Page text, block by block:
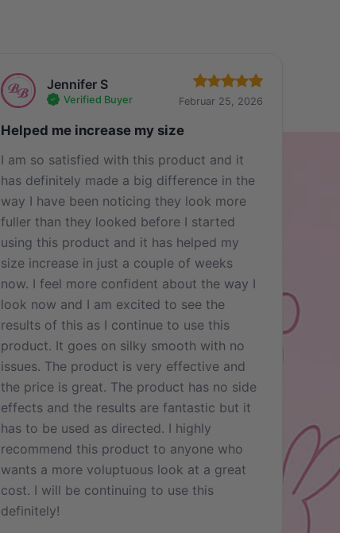
Jennifer S
Verified Buyer Februar 25, 2026
Helped me increase my size
I am so satisfied with this product and it
has definitely made a big difference in the
way I have been noticing they look more
fuller than they looked before I started
using this product and it has helped my
size increase in just a couple of weeks
now. I feel more confident about the way I
look now and I am excited to see the
results of this as I continue to use this
product. It goes on silky smooth with no
issues. The product is very effective and
the price is great. The product has no side
effects and the results are fantastic but it
has to be used as directed. I highly
recommend this product to anyone who
wants a more voluptuous look at a great
cost. I will be continuing to use this
definitely!